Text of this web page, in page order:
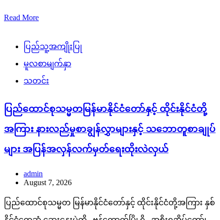
နိုင်ငံတွေ့ဆုံ ဆွေးနွေးပွဲကို ဗန်ကောက်မြို့ရှိ အစိုးရအိမ်တော်၊
ဆွေးနွေးပွဲသို့ ပြည်ထောင်စု သမ္မတမြန်မာနိုင်ငံတော် နိုင်ငံတော်
သမ္မတ ဦးမင်းအောင်လှိုင်၊ ထိုင်းနိုင်ငံဝန်ကြီးချုပ် မစ္စတာ အနုထင်
ချာဝီရကွန်တို့နှင့်အတူ ပြည်ထောင်စုဝန်ကြီးများဖြစ်ကြသည့် ဦး
ခင်မောင်ရီ၊ ဦးတင်မောင်ဆွေ၊ ဦးကိုကိုလွင်၊ ဦးခင်မောင်စိုး၊ ဦး
တနင်္သာရီတိုင်းဒေသကြီးဝန်ကြီးချုပ် ဦးဇော်နိုင်ဦး၊ ခရီးစဉ်တွင်
လိုက်ပါလာကြသည့်…
Read More
ပြည်သူ့အကျိုးပြု